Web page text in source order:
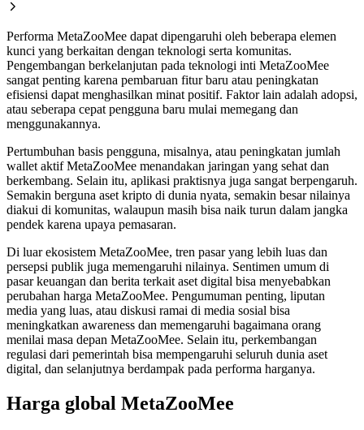
Performa MetaZooMee dapat dipengaruhi oleh beberapa elemen
kunci yang berkaitan dengan teknologi serta komunitas.
Pengembangan berkelanjutan pada teknologi inti MetaZooMee
sangat penting karena pembaruan fitur baru atau peningkatan
efisiensi dapat menghasilkan minat positif. Faktor lain adalah adopsi,
atau seberapa cepat pengguna baru mulai memegang dan
menggunakannya.
Pertumbuhan basis pengguna, misalnya, atau peningkatan jumlah
wallet aktif MetaZooMee menandakan jaringan yang sehat dan
berkembang. Selain itu, aplikasi praktisnya juga sangat berpengaruh.
Semakin berguna aset kripto di dunia nyata, semakin besar nilainya
diakui di komunitas, walaupun masih bisa naik turun dalam jangka
pendek karena upaya pemasaran.
Di luar ekosistem MetaZooMee, tren pasar yang lebih luas dan
persepsi publik juga memengaruhi nilainya. Sentimen umum di
pasar keuangan dan berita terkait aset digital bisa menyebabkan
perubahan harga MetaZooMee. Pengumuman penting, liputan
media yang luas, atau diskusi ramai di media sosial bisa
meningkatkan awareness dan memengaruhi bagaimana orang
menilai masa depan MetaZooMee. Selain itu, perkembangan
regulasi dari pemerintah bisa mempengaruhi seluruh dunia aset
digital, dan selanjutnya berdampak pada performa harganya.
Harga global MetaZooMee